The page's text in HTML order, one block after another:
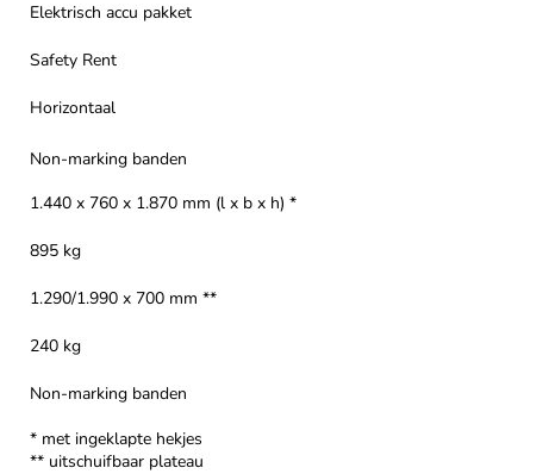
Elektrisch accu pakket
Safety Rent
Horizontaal
1.440 x 760 x 1.870 mm (l x b x h) *
895 kg
1.290/1.990 x 700 mm **
240 kg
Non-marking banden
* met ingeklapte hekjes
** uitschuifbaar plateau
Non-marking banden